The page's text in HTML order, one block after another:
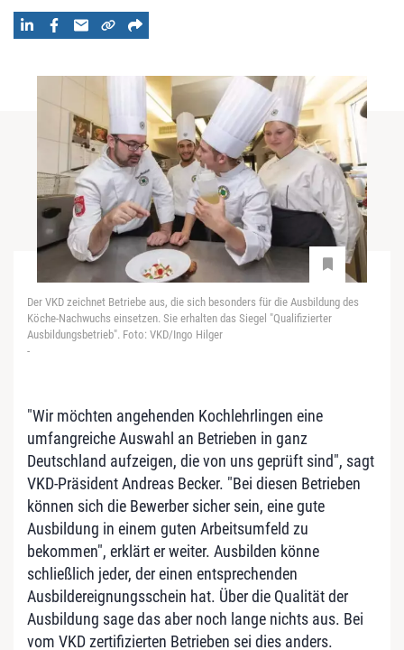
Der VKD zeichnet Betriebe aus, die sich besonders für die Ausbildung des
Köche-Nachwuchs einsetzen. Sie erhalten das Siegel "Qualifizierter
Ausbildungsbetrieb". Foto: VKD/Ingo Hilger
-
"Wir möchten angehenden Kochlehrlingen eine
umfangreiche Auswahl an Betrieben in ganz
Deutschland aufzeigen, die von uns geprüft sind", sagt
VKD-Präsident Andreas Becker. "Bei diesen Betrieben
können sich die Bewerber sicher sein, eine gute
Ausbildung in einem guten Arbeitsumfeld zu
bekommen", erklärt er weiter. Ausbilden könne
schließlich jeder, der einen entsprechenden
Ausbildereignungsschein hat. Über die Qualität der
Ausbildung sage das aber noch lange nichts aus. Bei
vom VKD zertifizierten Betrieben sei dies anders.